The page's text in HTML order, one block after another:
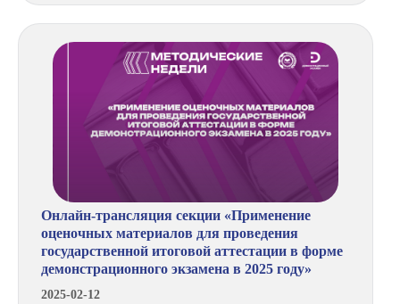
Онлайн-трансляция секции «Применение
оценочных материалов для проведения
государственной итоговой аттестации в форме
демонстрационного экзамена в 2025 году»
2025-02-12